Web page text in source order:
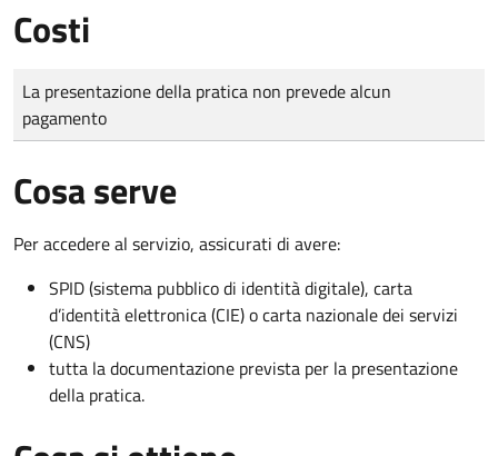
Costi
Tipo di pagamento
Importo
La presentazione della pratica non prevede alcun
pagamento
Cosa serve
Per accedere al servizio, assicurati di avere:
SPID (sistema pubblico di identità digitale), carta
d’identità elettronica (CIE) o carta nazionale dei servizi
(CNS)
tutta la documentazione prevista per la presentazione
della pratica.